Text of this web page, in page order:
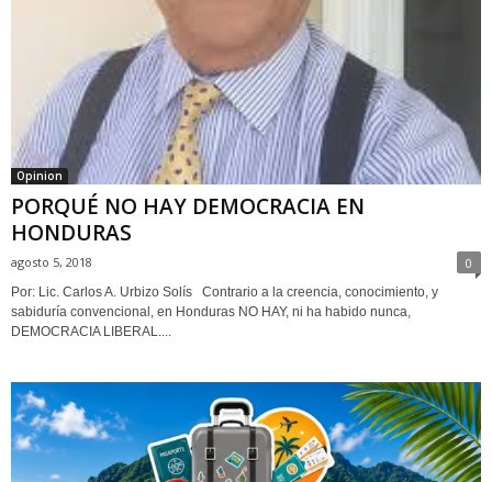
Opinion
PORQUÉ NO HAY DEMOCRACIA EN
HONDURAS
agosto 5, 2018 0
Por: Lic. Carlos A. Urbizo Solís Contrario a la creencia, conocimiento, y
sabiduría convencional, en Honduras NO HAY, ni ha habido nunca,
DEMOCRACIA LIBERAL....